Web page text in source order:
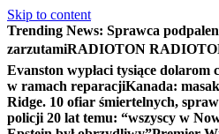
Skip to content
Trending News: Sprawca
zarzutamiRADIOTON
Evanston wypłaci tysiące dolarom
w ramach reparacjiKanada:
Ridge. 10 ofiar śmiertelnych,
policji 20 lat temu: “wszyscy w